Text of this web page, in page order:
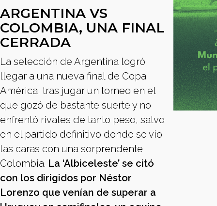
ARGENTINA VS
COLOMBIA, UNA FINAL
CERRADA
La selección de Argentina logró
llegar a una nueva final de Copa
América, tras jugar un torneo en el
que gozó de bastante suerte y no
enfrentó rivales de tanto peso, salvo
en el partido definitivo donde se vio
las caras con una sorprendente
Colombia. La ‘Albiceleste’ se citó
con los dirigidos por Néstor
Lorenzo que venían de superar a